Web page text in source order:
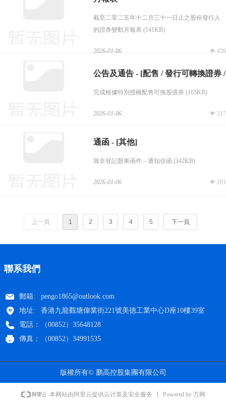
截至二零二五年十二月三十一日止之股份發行人
的證券變動月報表 (141KB)
넶 439
2026-01-06
公告及通告 - [配售 / 發行可轉換證券 /
根據特定授權發行股份]
完成根據特別授權配售可換股債券 (165KB)
넶 217
2026-01-06
通函 - [其他]
致非登記股東函件 – 通知信函 (342KB)
넶 201
2026-01-06
上一頁 1 2 3 4 5 下一頁
郵箱:
pengo1865@outlook.com
地址:
香港九龍觀塘偉業街221號美德工業中心D座10樓39室
電話：
（00852）35648128
傳真：
（00852）34991535
聯系我們
版權所有© 鹏高控股集團有限公司
本网站由阿里云提供云计算及安全服务 Powered by 万网